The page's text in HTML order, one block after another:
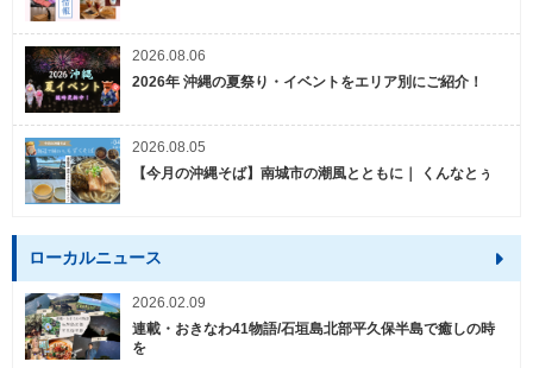
2026.08.06
2026年 沖縄の夏祭り・イベントをエリア別にご紹介！
2026.08.05
【今月の沖縄そば】南城市の潮風とともに｜ くんなとぅ
ローカルニュース
2026.02.09
連載・おきなわ41物語/石垣島北部平久保半島で癒しの時
を